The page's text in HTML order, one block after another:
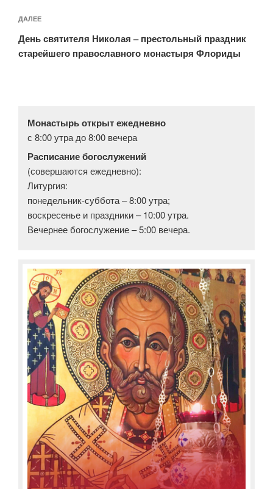
Следующая
запись
ДАЛЕЕ
День святителя Николая – престольный праздник
старейшего православного монастыря Флориды
Монастырь открыт ежедневно
с 8:00 утра до 8:00 вечера
Расписание богослужений
(совершаются ежедневно):
Литургия:
понедельник-суббота – 8:00 утра;
воскресенье и праздники – 10:00 утра.
Вечернее богослужение – 5:00 вечера.